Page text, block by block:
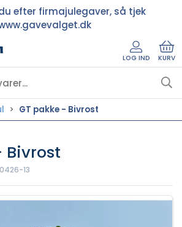
du efter firmajulegaver, så tjek
LOG IND KURV
GT pakke - Bivrost
Bivrost
13